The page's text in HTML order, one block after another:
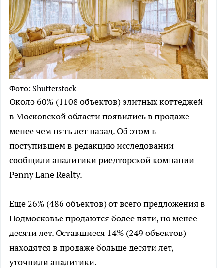
Фото: Shutterstock
Около 60% (1108 объектов) элитных коттеджей
в Московской области появились в продаже
менее чем пять лет назад. Об этом в
поступившем в редакцию исследовании
сообщили аналитики риелторской компании
Penny Lane Realty.
Еще 26% (486 объектов) от всего предложения в
Подмосковье продаются более пяти, но менее
десяти лет. Оставшиеся 14% (249 объектов)
находятся в продаже больше десяти лет,
уточнили аналитики.